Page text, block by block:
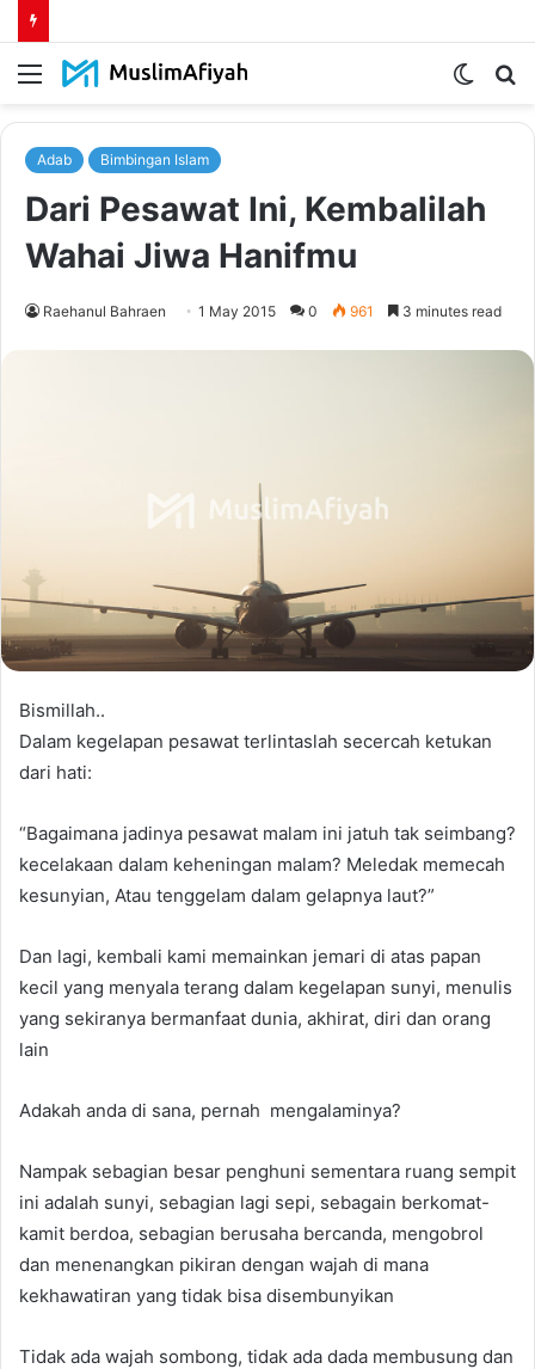
Menu
Switch
Adab Bimbingan Islam
Dari Pesawat Ini, Kembalilah
Wahai Jiwa Hanifmu
Raehanul Bahraen 1 May 2015 0 961 3 minutes read
Bismillah..
Dalam kegelapan pesawat terlintaslah secercah ketukan
dari hati:
“Bagaimana jadinya pesawat malam ini jatuh tak seimbang?
kecelakaan dalam keheningan malam? Meledak memecah
kesunyian, Atau tenggelam dalam gelapnya laut?”
Dan lagi, kembali kami memainkan jemari di atas papan
kecil yang menyala terang dalam kegelapan sunyi, menulis
yang sekiranya bermanfaat dunia, akhirat, diri dan orang
lain
Adakah anda di sana, pernah mengalaminya?
Nampak sebagian besar penghuni sementara ruang sempit
ini adalah sunyi, sebagian lagi sepi, sebagain berkomat-
kamit berdoa, sebagian berusaha bercanda, mengobrol
dan menenangkan pikiran dengan wajah di mana
kekhawatiran yang tidak bisa disembunyikan
Tidak ada wajah sombong, tidak ada dada membusung dan